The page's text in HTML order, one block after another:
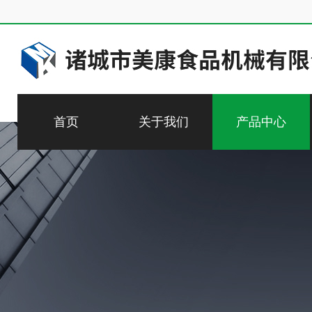
首页 关于我们 产品中心